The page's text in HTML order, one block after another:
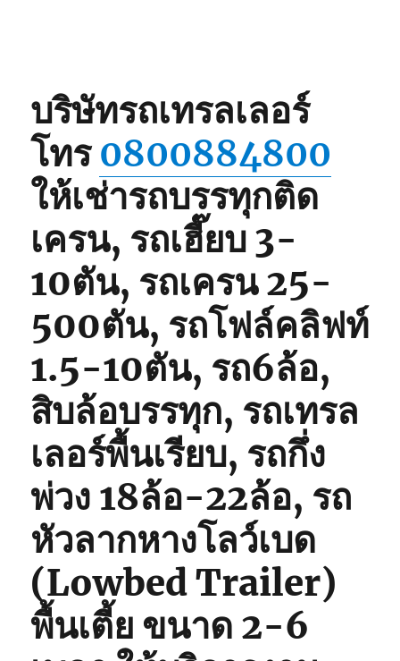
บริษัทรถเทรลเลอร์
โทร0800884800
ให้เช่ารถบรรทุกติด
เครน, รถเฮี๊ยบ 3-
10ตัน, รถเครน 25-
500ตัน, รถโฟล์คลิฟท์
1.5-10ตัน, รถ6ล้อ,
สิบล้อบรรทุก, รถเทรล
เลอร์พื้นเรียบ, รถกึ่ง
พ่วง 18ล้อ-22ล้อ, รถ
หัวลากหางโลว์เบด
(Lowbed Trailer)
พื้นเตี้ย ขนาด 2-6